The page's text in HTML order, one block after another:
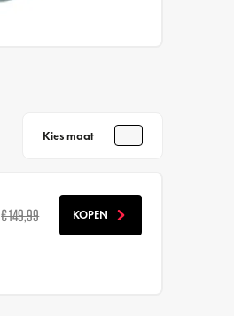
Kies maat
€ 149,99 KOPEN